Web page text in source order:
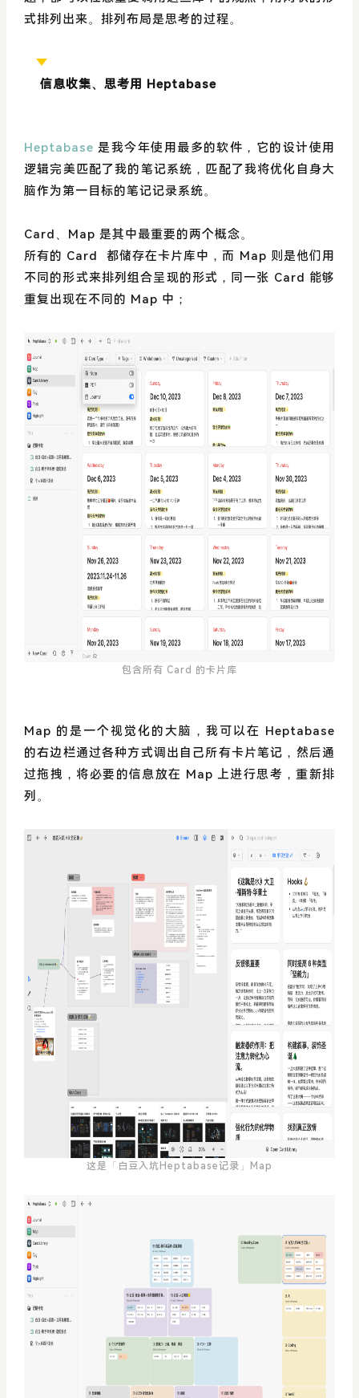
式排列出来。排列布局是思考的过程。
信息收集、思考用 Heptabase
Heptabase 是我今年使用最多的软件，它的设计使用
逻辑完美匹配了我的笔记系统，匹配了我将优化自身大
脑作为第一目标的笔记记录系统。
Card、Map 是其中最重要的两个概念。
所有的 Card 都储存在卡片库中，而 Map 则是他们用
不同的形式来排列组合呈现的形式，同一张 Card 能够
重复出现在不同的 Map 中；
包含所有 Card 的卡片库
Map 的是一个视觉化的大脑，我可以在 Heptabase
的右边栏通过各种方式调出自己所有卡片笔记，然后通
过拖拽，将必要的信息放在 Map 上进行思考，重新排
列。
这是「白豆入坑Heptabase记录」Map